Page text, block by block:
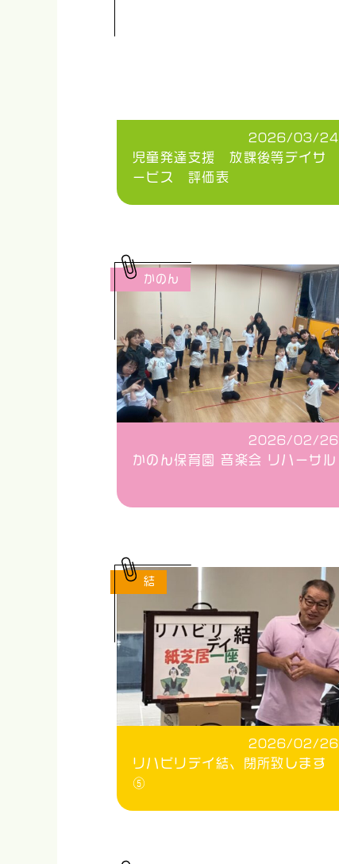
2026/03/24
児童発達支援 放課後等デイサ
ービス 評価表
2026/02/26
かのん保育園 音楽会 リハーサル
かのん
2026/02/26
リハビリデイ結、閉所致します
⑤
結